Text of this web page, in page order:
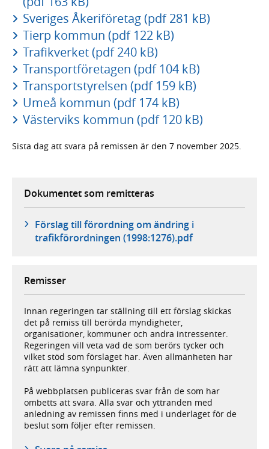
Sveriges Åkeriföretag (pdf 281 kB)
Tierp kommun (pdf 122 kB)
Trafikverket (pdf 240 kB)
Transportföretagen (pdf 104 kB)
Transportstyrelsen (pdf 159 kB)
Umeå kommun (pdf 174 kB)
Västerviks kommun (pdf 120 kB)
Sista dag att svara på remissen är den 7 november 2025.
Dokumentet som remitteras
Förslag till förordning om ändring i
trafikförordningen (1998:1276).pdf
Remisser
Innan regeringen tar ställning till ett förslag skickas
det på remiss till berörda myndigheter,
organisationer, kommuner och andra intressenter.
Regeringen vill veta vad de som berörs tycker och
vilket stöd som förslaget har. Även allmänheten har
rätt att lämna synpunkter.
På webbplatsen publiceras svar från de som har
ombetts att svara. Alla svar och yttranden med
anledning av remissen finns med i underlaget för de
beslut som följer efter remissen.